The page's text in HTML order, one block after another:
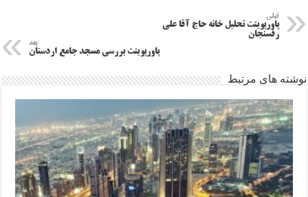
قبلی
پاورپوینت تحلیل خانه حاج آقا علی
رفسنجان
بعد
پاورپوینت بررسی مسجد جامع اردستان
نوشته های مرتبط